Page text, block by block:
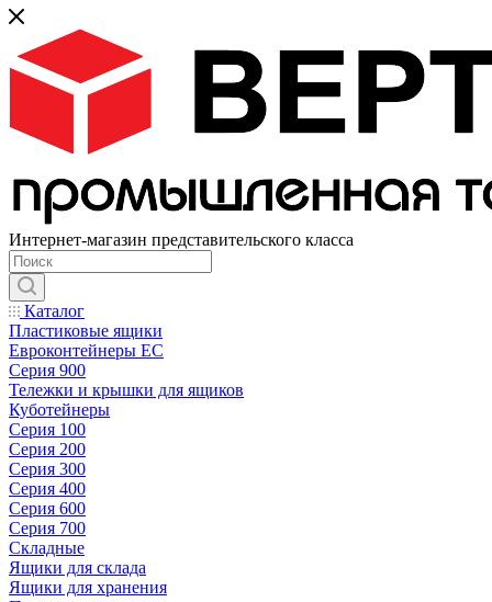
Интернет-магазин представительского класса
Каталог
Пластиковые ящики
Евроконтейнеры ЕС
Серия 900
Тележки и крышки для ящиков
Куботейнеры
Серия 100
Серия 200
Серия 300
Серия 400
Серия 600
Серия 700
Складные
Ящики для склада
Ящики для хранения